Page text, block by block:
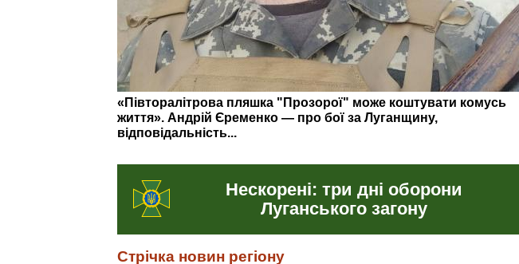
На що витратили понад 3 млн грн: огляд липневих закупівель
у Сіверськодонецькій громаді
Нескорені: три дні оборони
Луганського загону
Стрічка новин регіону